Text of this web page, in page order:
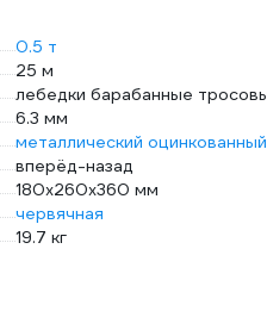
0.5 т
25 м
лебедки барабанные
6.3 мм
металлический
вперёд-назад
180x260x360 мм
червячная
19.7 кг